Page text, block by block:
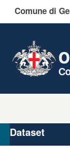
Comune di
Organizzazioni
Gruppi
Dataset